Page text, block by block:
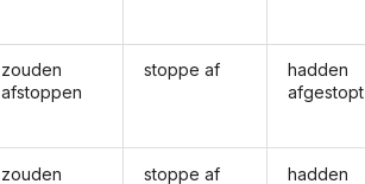
zouden
afstoppen
zouden
stoppe af
stoppe af
hadden
afgestopt
hadden